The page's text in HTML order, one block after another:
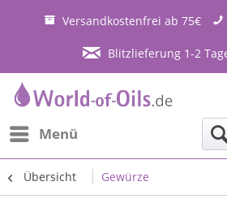
Versandkostenfrei ab 75€
Blitzlieferung 1-2
Menü
Übersicht Gewürze